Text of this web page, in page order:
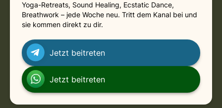
Yoga-Retreats, Sound Healing, Ecstatic Dance,
Breathwork – jede Woche neu. Tritt dem Kanal bei und
sie kommen direkt zu dir.
Jetzt beitreten
Jetzt beitreten